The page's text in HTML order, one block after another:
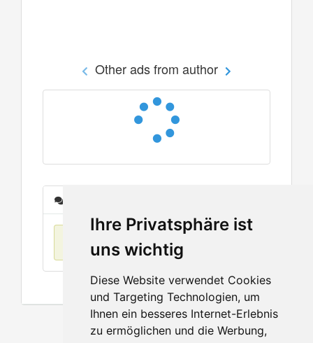
Ihre Privatsphäre ist
uns wichtig
Diese Website verwendet Cookies
und Targeting Technologien, um
Ihnen ein besseres Internet-Erlebnis
zu ermöglichen und die Werbung,
Other ads from author
No items found